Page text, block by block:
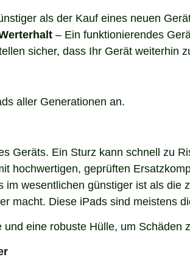
als der Kauf eines neuen
– Ein funktionierendes
sicher, dass Ihr Gerät weiterhin
aller Generationen an.
Geräts. Ein Sturz kann schnell zu
hochwertigen, geprüften
wesentlichen günstiger ist als die
macht. Diese iPads sind meistens
eine robuste Hülle, um Schäden